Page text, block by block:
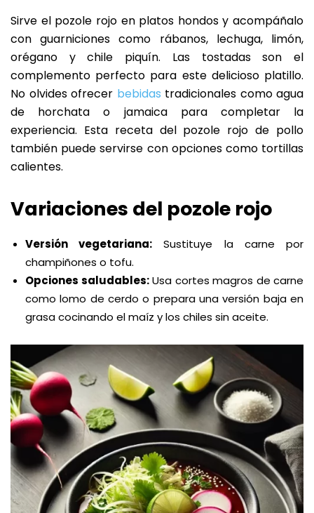
Sirve el pozole rojo en platos hondos y acompáñalo
con guarniciones como rábanos, lechuga, limón,
orégano y chile piquín. Las tostadas son el
complemento perfecto para este delicioso platillo.
No olvides ofrecer bebidas tradicionales como agua
de horchata o jamaica para completar la
experiencia. Esta receta del pozole rojo de pollo
también puede servirse con opciones como tortillas
calientes.
Variaciones del pozole rojo
Versión vegetariana: Sustituye la carne por
champiñones o tofu.
Opciones saludables:Usa cortes magros de carne
como lomo de cerdo o prepara una versión baja en
grasa cocinando el maíz y los chiles sin aceite.